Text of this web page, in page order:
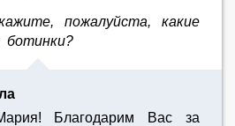
пожалуйста, какие
ботинки?
Благодарим Вас за